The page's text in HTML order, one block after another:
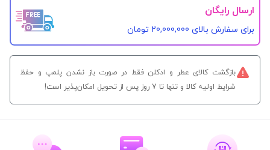
ارسال رایگان
برای سفارش‌ بالای 20,000,000 تومان
بازگشت کالای عطر و ادکلن فقط در صورت باز نشدن پلمپ و حفظ
شرایط اولیه کالا و تنها تا 7 روز پس از تحویل امکان‌پذیر است!